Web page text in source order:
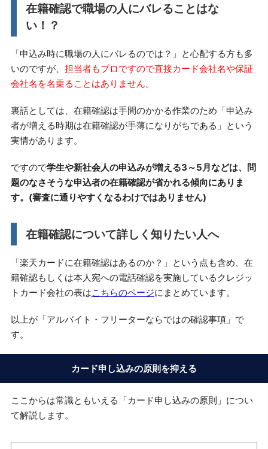
在籍確認で職場の人にバレることはな
い！？
「申込み時に職場の人にバレるのでは？」と心配する方も多
いのですが、 担当者もプロですので直接カード会社名や保証
会社名を名乗ることはありません。
裏話としては、在籍確認は手間のかかる作業のため「申込み
者が増える時期は在籍確認が手薄になりがちである」という
実情があります。
ですので学生や新社会人の申込みが増える3～5月などは、問
題のなさそうな申込者の在籍確認が省かれる傾向にありま
す。(審査に通りやすくなるわけではありません)
在籍確認について詳しく知りたい人へ
「楽天カードに在籍確認はあるのか？」という点も含め、在
籍確認もしくは本人宛への電話確認を実施しているクレジッ
トカード会社の表はこちらのページにまとめています。
以上が「アルバイト・フリーターならではの確認事項」で
す。
カード申し込みの原則を抑える
ここからは常識ともいえる「カード申し込みの原則」につい
て解説します。